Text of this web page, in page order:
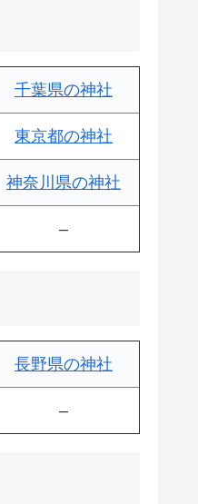
千葉県の神社
東京都の神社
神奈川県の神社
–
長野県の神社
–